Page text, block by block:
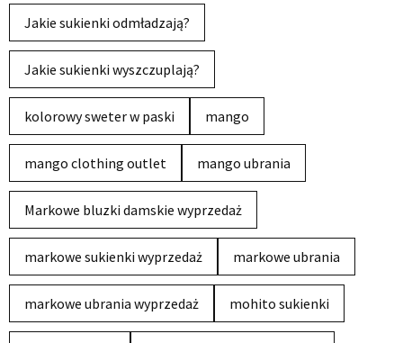
Jakie sukienki odmładzają?
Jakie sukienki wyszczuplają?
kolorowy sweter w paski mango
mango clothing outlet mango ubrania
Markowe bluzki damskie wyprzedaż
markowe sukienki wyprzedaż markowe ubrania
markowe ubrania wyprzedaż mohito sukienki